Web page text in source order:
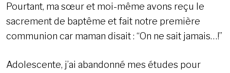
Pourtant, ma sœur et moi-même avons reçu le
sacrement de baptême et fait notre première
communion car maman disait : “On ne sait jamais…!”
Adolescente, j’ai abandonné mes études pour